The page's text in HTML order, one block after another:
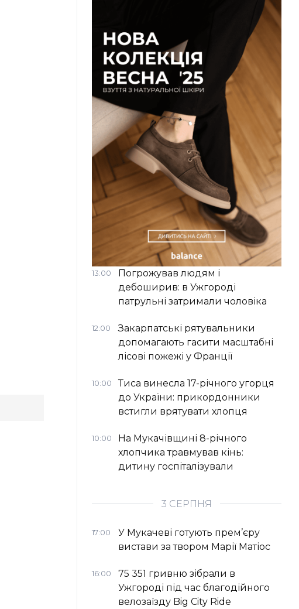
13:00
Погрожував людям і
дебоширив: в Ужгороді
патрульні затримали чоловіка
12:00
Закарпатські рятувальники
допомагають гасити масштабні
лісові пожежі у Франції
10:00
Тиса винесла 17-річного угорця
до України: прикордонники
встигли врятувати хлопця
10:00
На Мукачівщині 8-річного
хлопчика травмував кінь:
дитину госпіталізували
3 СЕРПНЯ
17:00
У Мукачеві готують прем’єру
вистави за твором Марії Матіос
16:00
75 351 гривню зібрали в
Ужгороді під час благодійного
велозаїзду Big Сity Ride